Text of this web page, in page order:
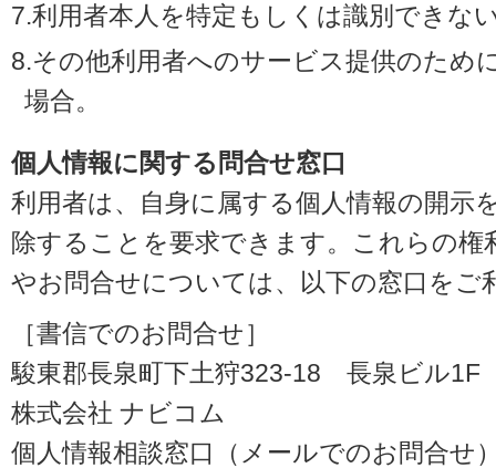
7.利用者本人を特定もしくは識別できな
8.その他利用者へのサービス提供のため
場合。
個人情報に関する問合せ窓口
利用者は、自身に属する個人情報の開示
除することを要求できます。これらの権
やお問合せについては、以下の窓口をご
［書信でのお問合せ］
駿東郡長泉町下土狩323-18 長泉ビル1F
株式会社 ナビコム
個人情報相談窓口（メールでのお問合せ